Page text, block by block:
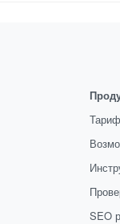
SEO